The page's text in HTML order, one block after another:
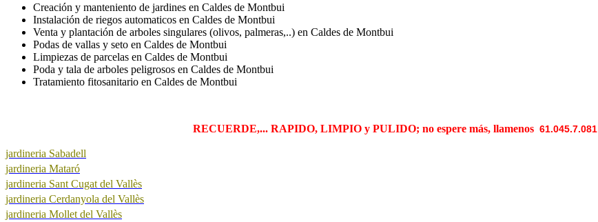
Creación y manteniento de jardines en Caldes de Montbui
Instalación de riegos automaticos en Caldes de Montbui
Venta y plantación de arboles singulares (olivos, palmeras,..) en Caldes de Montbui
Podas de vallas y seto en Caldes de Montbui
Limpiezas de parcelas en Caldes de Montbui
Poda y tala de arboles peligrosos en Caldes de Montbui
Tratamiento fitosanitario en Caldes de Montbui
RECUERDE,... RAPIDO, LIMPIO y PULIDO; no espere más, llamenos 61.045.7.081
jardineria Sabadell
jardineria Mataró
jardineria Sant Cugat del Vallès
jardineria Cerdanyola del Vallès
jardineria Mollet del Vallès